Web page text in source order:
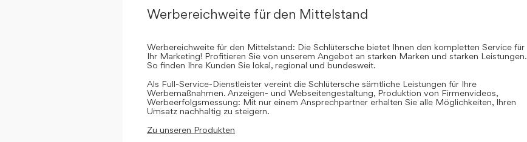
Werbereichweite für den Mittelstand
Werbereichweite für den Mittelstand: Die Schlütersche bietet Ihnen den kompletten Service für
Ihr Marketing! Profitieren Sie von unserem Angebot an starken Marken und starken Leistungen.
So finden Ihre Kunden Sie lokal, regional und bundesweit.
Als Full-Service-Dienstleister vereint die Schlütersche sämtliche Leistungen für Ihre
Werbemaßnahmen. Anzeigen- und Webseitengestaltung, Produktion von Firmenvideos,
Werbeerfolgsmessung: Mit nur einem Ansprechpartner erhalten Sie alle Möglichkeiten, Ihren
Umsatz nachhaltig zu steigern.
Zu unseren Produkten